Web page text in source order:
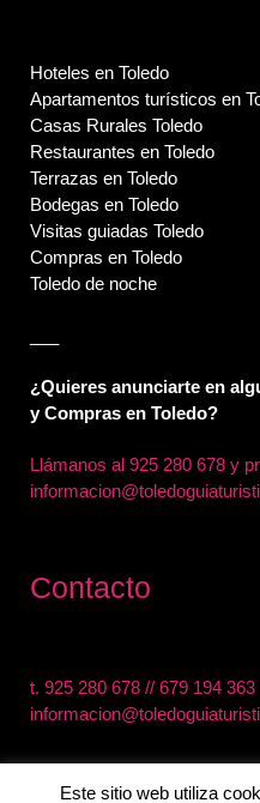
Hoteles en Toledo
Apartamentos turísticos en
Casas Rurales Toledo
Restaurantes en Toledo
Terrazas en Toledo
Bodegas en Toledo
Visitas guiadas Toledo
Compras en Toledo
Toledo de noche
¿Quieres anunciarte en
y Compras en Toledo?
Llámanos al925 280 678 y
Contacto
t.925 280 678 //679 194 363
Este sitio web utiliza